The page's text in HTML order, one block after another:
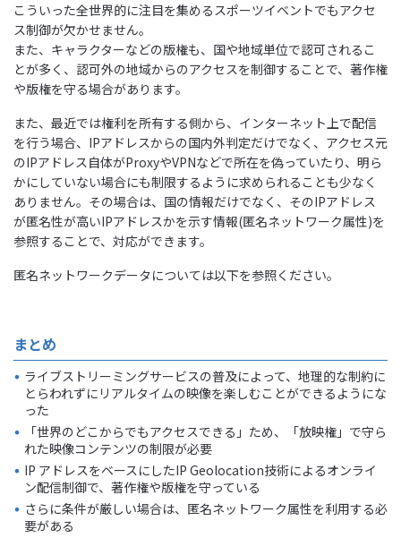
こういった全世界的に注目を集めるスポーツイベントでもアクセ
ス制御が欠かせません。
また、キャラクターなどの版権も、国や地域単位で認可されるこ
とが多く、認可外の地域からのアクセスを制御することで、著作権
や版権を守る場合があります。
また、最近では権利を所有する側から、インターネット上で配信
を行う場合、IPアドレスからの国内外判定だけでなく、アクセス元
のIPアドレス自体がProxyやVPNなどで所在を偽っていたり、明ら
かにしていない場合にも制限するように求められることも少なく
ありません。その場合は、国の情報だけでなく、そのIPアドレス
が匿名性が高いIPアドレスかを示す情報(匿名ネットワーク属性)を
参照することで、対応ができます。
匿名ネットワークデータについては以下を参照ください。
まとめ
ライブストリーミングサービスの普及によって、地理的な制約に
とらわれずにリアルタイムの映像を楽しむことができるようにな
った
「世界のどこからでもアクセスできる」ため、「放映権」で守ら
れた映像コンテンツの制限が必要
IP アドレスをベースにしたIP Geolocation技術によるオンライ
ン配信制御で、著作権や版権を守っている
さらに条件が厳しい場合は、匿名ネットワーク属性を利用する必
要がある